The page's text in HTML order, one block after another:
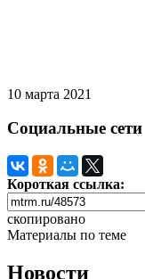
10 марта 2021
Социальные сети
Короткая ссылка:
скопировано
Материалы по теме
Новости